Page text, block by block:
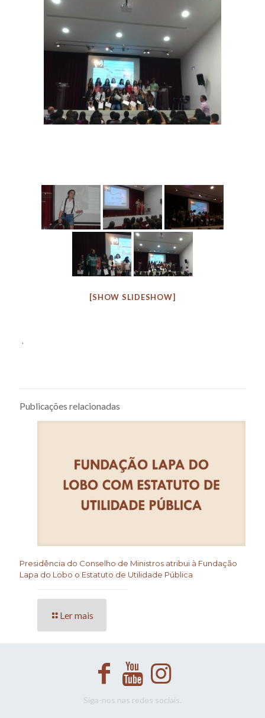
[SHOW SLIDESHOW]
.
Publicações relacionadas
Presidência do Conselho de Ministros atribui à Fundação
Lapa do Lobo o Estatuto de Utilidade Pública
Ler mais
Siga-nos nas redes sociais.